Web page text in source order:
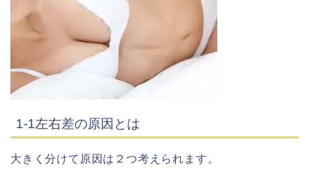
1-1左右差の原因とは
大きく分けて原因は２つ考えられます。